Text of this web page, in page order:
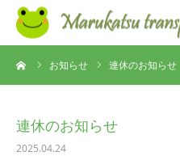
お知らせ 連休のお知らせ
連休のお知らせ
2025.04.24
コンセプト